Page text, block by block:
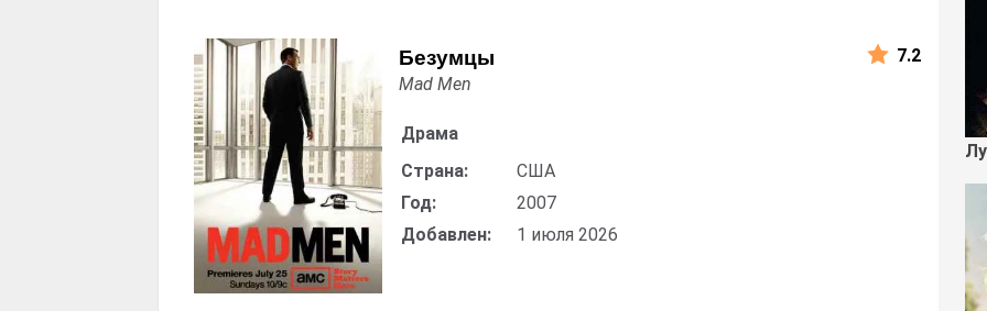
Безумцы
Mad Men
Драма
Страна:
США
Год:
2007
Добавлен:
1 июля 2026
7.2